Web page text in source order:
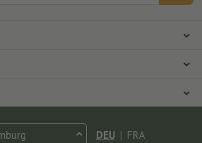
DEU | FRA